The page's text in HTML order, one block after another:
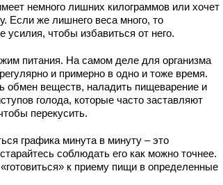
немного лишних килограммов или хочет
Если же лишнего веса много, то
усилия, чтобы избавиться от него.
питания. На самом деле для организма
и примерно в одно и тоже время.
обмен веществ, наладить пищеварение и
голода, которые часто заставляют
перекусить.
графика минута в минуту – это
соблюдать его как можно точнее.
к приему пищи в определенные